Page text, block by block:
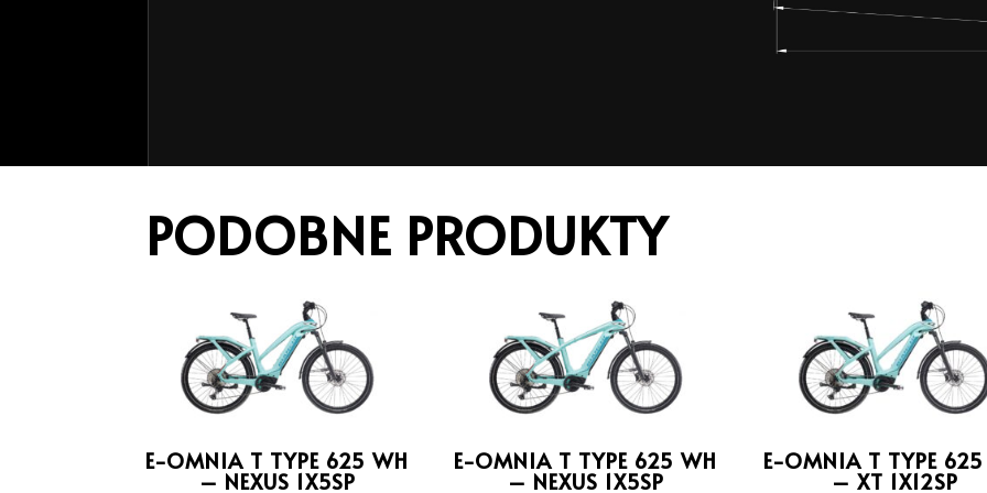
PODOBNE PRODUKTY
E-OMNIA T TYPE 625 WH
– NEXUS 1X5SP
E-OMNIA T TYPE 625 WH
– NEXUS 1X5SP
E-OMNIA T TYPE
– XT 1X12SP